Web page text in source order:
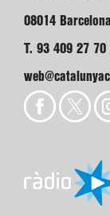
08014 Barcelona
T. 93 409 27